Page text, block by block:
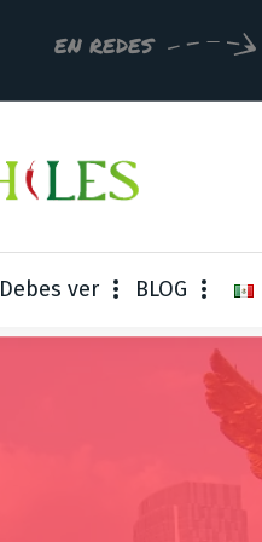
EN REDES
Debes ver BLOG